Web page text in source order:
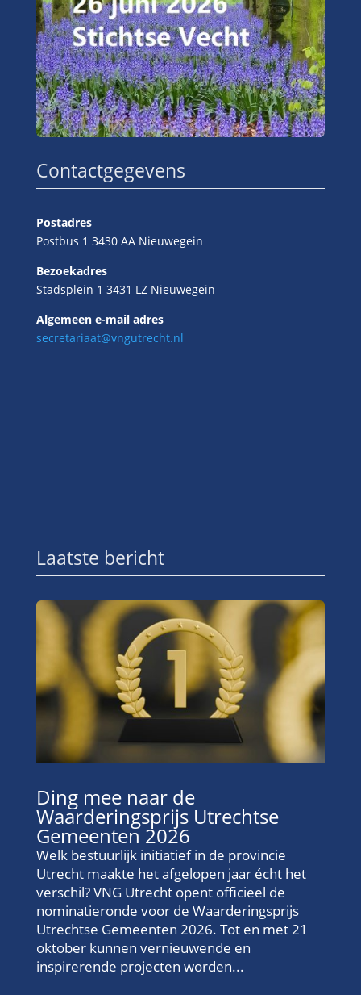
Contactgegevens
Postadres
Postbus 1 3430 AA Nieuwegein
Bezoekadres
Stadsplein 1 3431 LZ Nieuwegein
Algemeen e-mail adres
secretariaat@vngutrecht.nl
Laatste bericht
Ding mee naar de
Waarderingsprijs Utrechtse
Gemeenten 2026
Welk bestuurlijk initiatief in de provincie
Utrecht maakte het afgelopen jaar écht het
verschil? VNG Utrecht opent officieel de
nominatieronde voor de Waarderingsprijs
Utrechtse Gemeenten 2026. Tot en met 21
oktober kunnen vernieuwende en
inspirerende projecten worden...